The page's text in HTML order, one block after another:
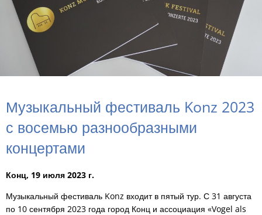
Музыкальный фестиваль Konz 2023
с восемью разнообразными
концертами
Конц, 19 июля 2023 г.
Музыкальный фестиваль Konz входит в пятый тур. С 31 августа
по 10 сентября 2023 года город Конц и ассоциация «Vogel als